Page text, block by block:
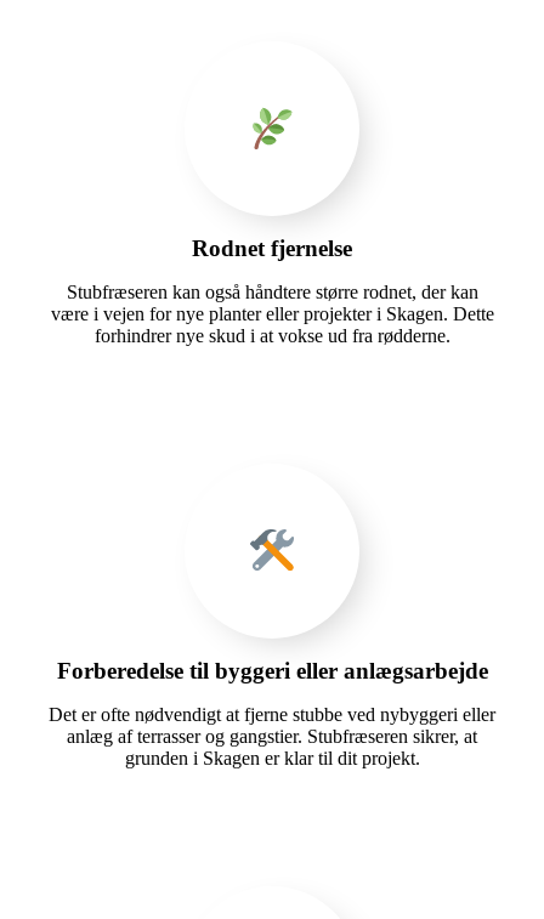
Rodnet fjernelse
Stubfræseren kan også håndtere større rodnet, der kan
være i vejen for nye planter eller projekter i Skagen. Dette
forhindrer nye skud i at vokse ud fra rødderne.
Forberedelse til byggeri eller anlægsarbejde
Det er ofte nødvendigt at fjerne stubbe ved nybyggeri eller
anlæg af terrasser og gangstier. Stubfræseren sikrer, at
grunden i Skagen er klar til dit projekt.